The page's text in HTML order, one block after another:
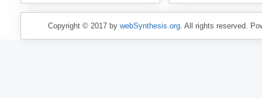
Copyright © 2017 by webSynthesis.org. All rights reserved.